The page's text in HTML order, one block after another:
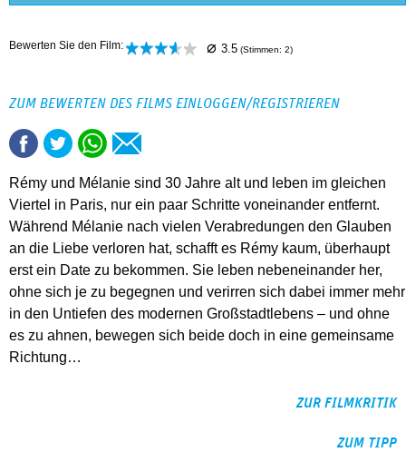
Bewerten Sie den Film: ⌀ 3.5 (Stimmen: 2)
ZUM BEWERTEN DES FILMS EINLOGGEN/REGISTRIEREN
Rémy und Mélanie sind 30 Jahre alt und leben im gleichen
Viertel in Paris, nur ein paar Schritte voneinander entfernt.
Während Mélanie nach vielen Verabredungen den Glauben
an die Liebe verloren hat, schafft es Rémy kaum, überhaupt
erst ein Date zu bekommen. Sie leben nebeneinander her,
ohne sich je zu begegnen und verirren sich dabei immer mehr
in den Untiefen des modernen Großstadtlebens – und ohne
es zu ahnen, bewegen sich beide doch in eine gemeinsame
Richtung…
ZUR FILMKRITIK
ZUM TIPP